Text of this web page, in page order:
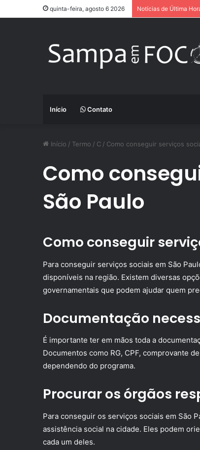
quinta-feira, agosto 6 2026 Notícias de Última
Início Contato
Início / Termo / C / Como conseguir serviços
Como
São Paulo
Como conseguir
Para conseguir serviços sociais em São
disponíveis na região. Existem diversas
governamentais que podem ajudar quem
Documentação
É importante ter em mãos toda a
Documentos como RG, CPF, comprovante
dependendo do programa.
Procurar os órgãos
Para conseguir os serviços sociais em São
assistência social na cidade. Eles podem
cada um deles.